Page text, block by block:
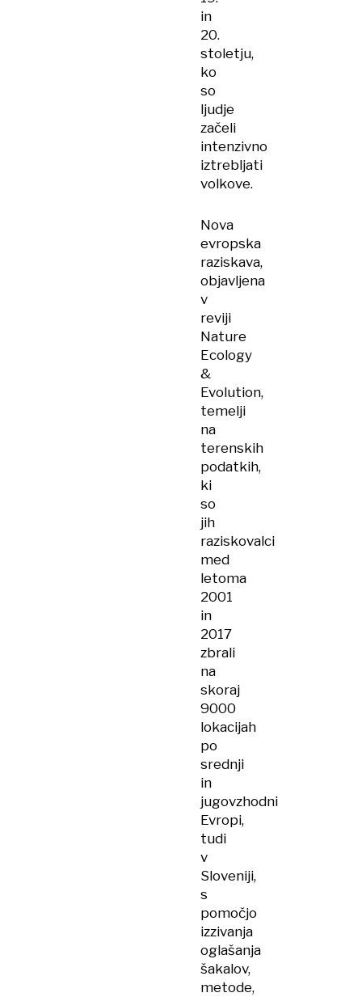
in
20.
stoletju,
ko
so
ljudje
začeli
intenzivno
iztrebljati
volkove.
Nova
evropska
raziskava,
objavljena
v
reviji
Nature
Ecology
&
Evolution,
temelji
na
terenskih
podatkih,
ki
so
jih
raziskovalci
med
letoma
2001
in
2017
zbrali
na
skoraj
9000
lokacijah
po
srednji
in
jugovzhodni
Evropi,
tudi
v
Sloveniji,
s
pomočjo
izzivanja
oglašanja
šakalov,
metode,